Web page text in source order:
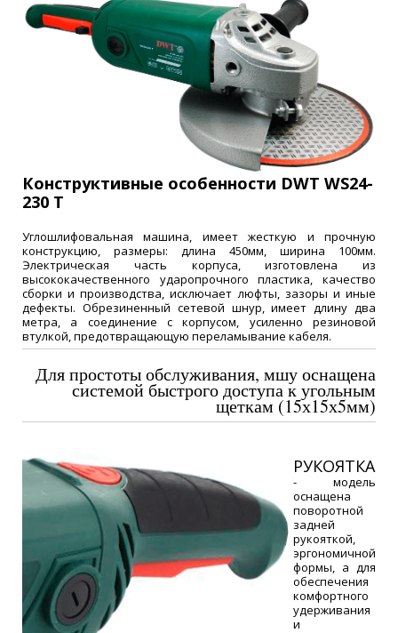
Конструктивные особенности DWT WS24-
230 T
Углошлифовальная машина, имеет жесткую и прочную
конструкцию, размеры: длина 450мм, ширина 100мм.
Электрическая часть корпуса, изготовлена из
высококачественного ударопрочного пластика, качество
сборки и производства, исключает люфты, зазоры и иные
дефекты. Обрезиненный сетевой шнур, имеет длину два
метра, а соединение с корпусом, усиленно резиновой
втулкой, предотвращающую переламывание кабеля.
Для простоты обслуживания, мшу оснащена
системой быстрого доступа к угольным
щеткам (15х15х5мм)
РУКОЯТКА
- модель
оснащена
поворотной
задней
рукояткой,
эргономичной
формы, а для
обеспечения
комфортного
удерживания
и